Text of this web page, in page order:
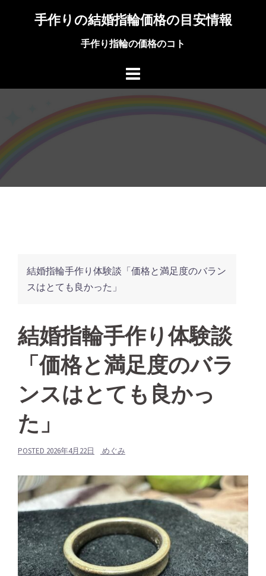
へ
手作りの結婚指輪価格の目安情報
手作り指輪の価格のコト
結婚指輪手作り体験談「価格と満足度のバラン
スはとても良かった」
結婚指輪手作り体験談
「価格と満足度のバラ
ンスはとても良かっ
た」
POSTED 2026年4月22日 めぐみ